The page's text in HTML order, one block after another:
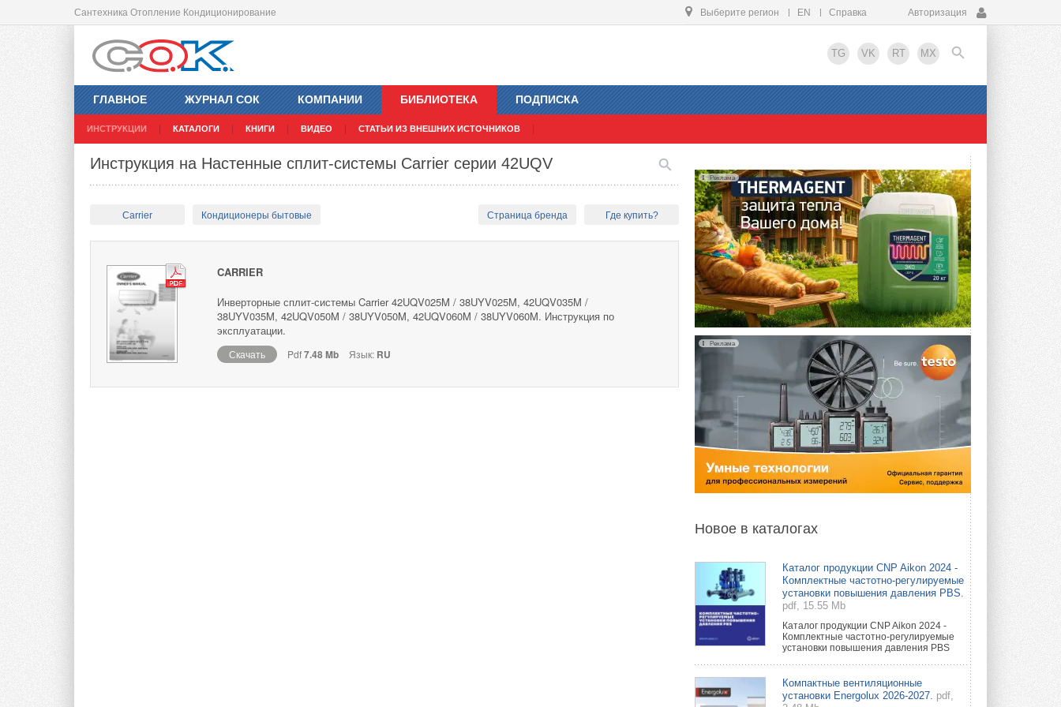
Сантехника Отопление Кондиционирование Выберите регион EN Справка Авторизация
TG VK RT MX
ГЛАВНОЕ ЖУРНАЛ СОК КОМПАНИИ БИБЛИОТЕКА
ИНСТРУКЦИИ КАТАЛОГИ КНИГИ ВИДЕО СТАТЬИ ИЗ ВНЕШНИХ ИСТОЧНИКОВ
ПОДПИСКА
EN
Инструкция на Настенные сплит-системы Carrier серии 42UQV
Carrier Кондиционеры бытовые Страница бренда Где купить?
CARRIER
Инверторные сплит-системы Carrier 42UQV025M / 38UYV025M, 42UQV035M /
38UYV035M, 42UQV050M / 38UYV050M, 42UQV060M / 38UYV060M. Инструкция по
эксплуатации.
Скачать Pdf7.48 Mb Язык: RU
Реклама
Реклама
Новое в каталогах
Каталог продукции CNP Aikon 2024 -
Комплектные частотно-регулируемые
установки повышения давления PBS.
pdf, 15.55 Mb
Каталог продукции CNP Aikon 2024 -
Комплектные частотно-регулируемые
установки повышения давления PBS
Компактные вентиляционные
установки Energolux 2026-2027. pdf,